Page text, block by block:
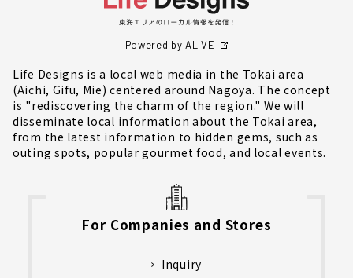
Powered by ALIVE
Life Designs is a local web media in the Tokai area
(Aichi, Gifu, Mie) centered around Nagoya. The concept
is "rediscovering the charm of the region." We will
disseminate local information about the Tokai area,
from the latest information to hidden gems, such as
outing spots, popular gourmet food, and local events.
For Companies and Stores
Inquiry